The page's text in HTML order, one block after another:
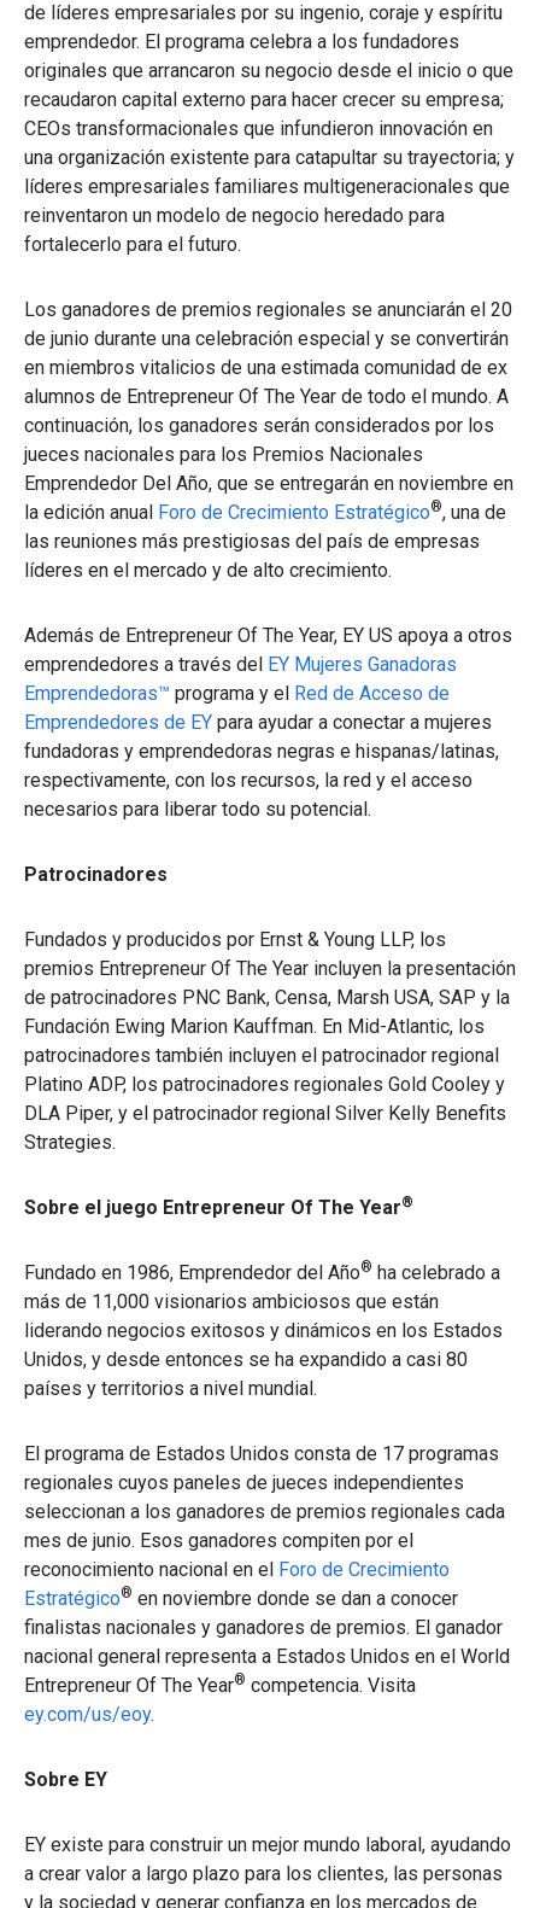
de líderes empresariales por su ingenio, coraje y espíritu
emprendedor. El programa celebra a los fundadores
originales que arrancaron su negocio desde el inicio o que
recaudaron capital externo para hacer crecer su empresa;
CEOs transformacionales que infundieron innovación en
una organización existente para catapultar su trayectoria; y
líderes empresariales familiares multigeneracionales que
reinventaron un modelo de negocio heredado para
fortalecerlo para el futuro.
Los ganadores de premios regionales se anunciarán el 20
de junio durante una celebración especial y se convertirán
en miembros vitalicios de una estimada comunidad de ex
alumnos de Entrepreneur Of The Year de todo el mundo. A
continuación, los ganadores serán considerados por los
jueces nacionales para los Premios Nacionales
Emprendedor Del Año, que se entregarán en noviembre en
la edición anual Foro de Crecimiento Estratégico®, una de
las reuniones más prestigiosas del país de empresas
líderes en el mercado y de alto crecimiento.
Además de Entrepreneur Of The Year, EY US apoya a otros
emprendedores a través del EY Mujeres Ganadoras
Emprendedoras™ programa y el Red de Acceso de
Emprendedores de EY para ayudar a conectar a mujeres
fundadoras y emprendedoras negras e hispanas/latinas,
respectivamente, con los recursos, la red y el acceso
necesarios para liberar todo su potencial.
Patrocinadores
Fundados y producidos por Ernst & Young LLP, los
premios Entrepreneur Of The Year incluyen la presentación
de patrocinadores PNC Bank, Censa, Marsh USA, SAP y la
Fundación Ewing Marion Kauffman. En Mid-Atlantic, los
patrocinadores también incluyen el patrocinador regional
Platino ADP, los patrocinadores regionales Gold Cooley y
DLA Piper, y el patrocinador regional Silver Kelly Benefits
Strategies.
Sobre el juego Entrepreneur Of The Year®
Fundado en 1986, Emprendedor del Año® ha celebrado a
más de 11,000 visionarios ambiciosos que están
liderando negocios exitosos y dinámicos en los Estados
Unidos, y desde entonces se ha expandido a casi 80
países y territorios a nivel mundial.
El programa de Estados Unidos consta de 17 programas
regionales cuyos paneles de jueces independientes
seleccionan a los ganadores de premios regionales cada
mes de junio. Esos ganadores compiten por el
reconocimiento nacional en el Foro de Crecimiento
Estratégico® en noviembre donde se dan a conocer
finalistas nacionales y ganadores de premios. El ganador
nacional general representa a Estados Unidos en el World
Entrepreneur Of The Year® competencia. Visita
ey.com/us/eoy.
Sobre EY
EY existe para construir un mejor mundo laboral, ayudando
a crear valor a largo plazo para los clientes, las personas
y la sociedad y generar confianza en los mercados de